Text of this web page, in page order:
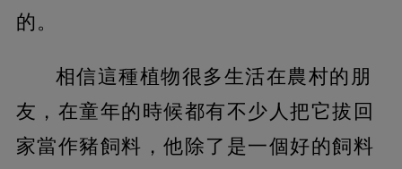
的。
相信這種植物很多生活在農村的朋
友，在童年的時候都有不少人把它拔回
家當作豬飼料，他除了是一個好的飼料